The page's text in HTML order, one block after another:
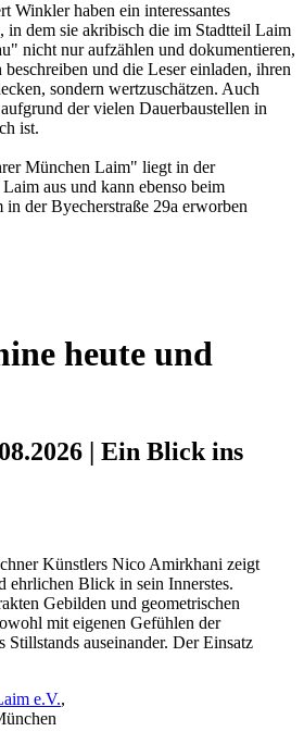
Winkler haben ein interessantes
in dem sie akribisch die im Stadtteil Laim
nicht nur aufzählen und dokumentieren,
beschreiben und die Leser einladen, ihren
sondern wertzuschätzen. Auch
der vielen Dauerbaustellen in
ist.
München Laim" liegt in der
aus und kann ebenso beim
der Byecherstraße 29a erworben
heute und
| Ein Blick ins
Künstlers Nico Amirkhani zeigt
ehrlichen Blick in sein Innerstes.
Gebilden und geometrischen
mit eigenen Gefühlen der
Stillstands auseinander. Der Einsatz
e.V.,